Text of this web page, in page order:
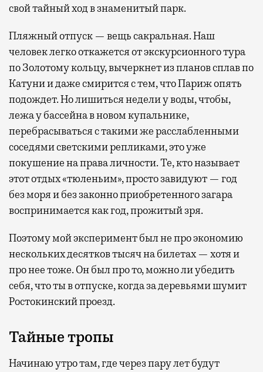
свой тайный ход в знаменитый парк.
Пляжный отпуск — вещь сакральная. Наш
человек легко откажется от экскурсионного тура
по Золотому кольцу, вычеркнет из планов сплав по
Катуни и даже смирится с тем, что Париж опять
подождет. Но лишиться недели у воды, чтобы,
лежа у бассейна в новом купальнике,
перебрасываться с такими же расслабленными
соседями светскими репликами, это уже
покушение на права личности. Те, кто называет
этот отдых «тюленьим», просто завидуют — год
без моря и без законно приобретенного загара
воспринимается как год, прожитый зря.
Поэтому мой эксперимент был не про экономию
нескольких десятков тысяч на билетах — хотя и
про нее тоже. Он был про то, можно ли убедить
себя, что ты в отпуске, когда за деревьями шумит
Ростокинский проезд.
Тайные тропы
Начинаю утро там, где через пару лет будут